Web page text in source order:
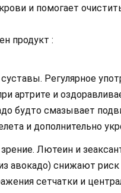
и помогает
продукт :
Регулярное
артрите и
будто смазывает
и дополнительно
Лютеин и
авокадо) снижают риск
сетчатки и